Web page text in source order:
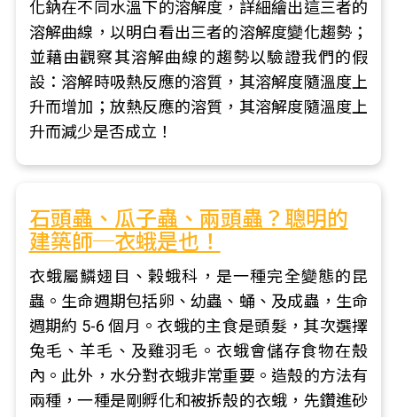
化鈉在不同水溫下的溶解度，詳細繪出這三者的
溶解曲線，以明白看出三者的溶解度變化趨勢；
並藉由觀察其溶解曲線的趨勢以驗證我們的假
設：溶解時吸熱反應的溶質，其溶解度隨溫度上
升而增加；放熱反應的溶質，其溶解度隨溫度上
升而減少是否成立！
石頭蟲、瓜子蟲、兩頭蟲？聰明的
建築師─衣蛾是也！
衣蛾屬鱗翅目、榖蛾科，是一種完全變態的昆
蟲。生命週期包括卵、幼蟲、蛹、及成蟲，生命
週期約 5-6 個月。衣蛾的主食是頭髮，其次選擇
兔毛、羊毛、及雞羽毛。衣蛾會儲存食物在殼
內。此外，水分對衣蛾非常重要。造殼的方法有
兩種，一種是剛孵化和被拆殼的衣蛾，先鑽進砂